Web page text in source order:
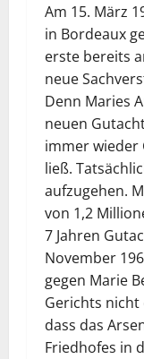
Am 15. März
in Bordeaux
erste bereits
neue
Denn Maries
neuen
immer wieder
ließ.
aufzugehen.
von 1,2
7 Jahren
November
gegen Marie
Gerichts
dass das
Friedhofes in